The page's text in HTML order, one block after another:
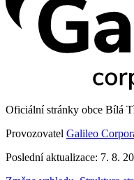
Oficiální stránky obce Bílá
Provozovatel Galileo
Poslední aktualizace: 7. 8.